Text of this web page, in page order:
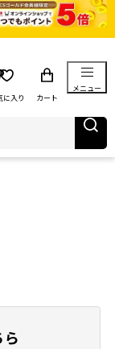
に入り カート
メニュー